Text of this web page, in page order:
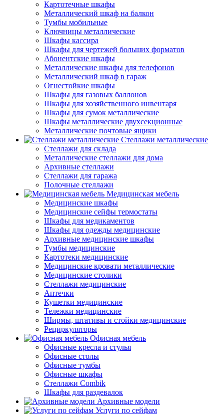
Картотечные шкафы
Металлический шкаф на балкон
Тумбы мобильные
Ключницы металлические
Шкафы кассира
Шкафы для чертежей больших форматов
Абонентские шкафы
Металлические шкафы для телефонов
Металлический шкаф в гараж
Огнестойкие шкафы
Шкафы для газовых баллонов
Шкафы для хозяйственного инвентаря
Шкафы для сумок металлические
Шкафы металлические двухсекционные
Металлические почтовые ящики
Стеллажи металлические
Стеллажи для склада
Металлические стеллажи для дома
Архивные стеллажи
Стеллажи для гаража
Полочные стеллажи
Медицинская мебель
Медицинские шкафы
Медицинские сейфы термостаты
Шкафы для медикаментов
Шкафы для одежды медицинские
Архивные медицинские шкафы
Тумбы медицинские
Картотеки медицинские
Медицинские кровати металлические
Медицинские столики
Стеллажи медицинские
Аптечки
Кушетки медицинские
Тележки медицинские
Ширмы, штативы и стойки медицинские
Рециркуляторы
Офисная мебель
Офисные кресла и стулья
Офисные столы
Офисные тумбы
Офисные шкафы
Стеллажи Combik
Шкафы для раздевалок
Архивные модели
Услуги по сейфам